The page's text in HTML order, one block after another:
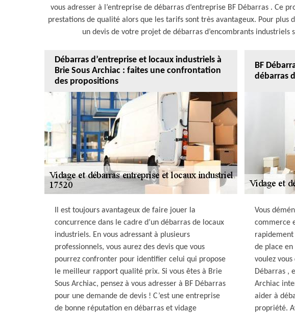
vous adresser à l’entreprise de débarras d’entreprise BF Débarras . Ce
prestations de qualité alors que les tarifs sont très avantageux. Pour plus
un devis de votre projet de débarras d’encombrants industriels
Débarras d’entreprise et locaux industriels à
Brie Sous Archiac : faites une confrontation
des propositions
Il est toujours avantageux de faire jouer la
concurrence dans le cadre d’un débarras de locaux
industriels. En vous adressant à plusieurs
professionnels, vous aurez des devis que vous
pourrez confronter pour identifier celui qui propose
le meilleur rapport qualité prix. Si vous êtes à Brie
Sous Archiac, pensez à vous adresser à BF Débarras
pour une demande de devis ! C’est une entreprise
de bonne réputation en débarras et vidage
BF
débarras
Vous
commerce
rapidement
de place en
voulez vous
Débarras ,
Archiac
aider à
propriété.